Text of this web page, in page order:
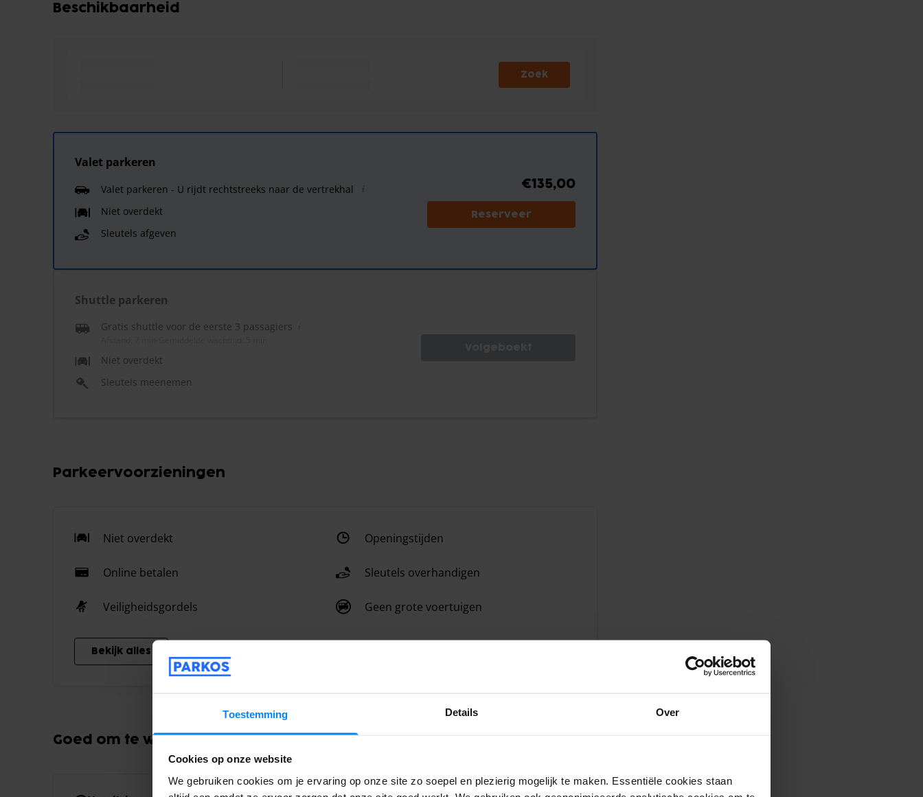
Toestemming Details Over
Cookies op onze website
We gebruiken cookies om je ervaring op onze site zo soepel en plezierig mogelijk te maken. Essentiële cookies staan
Beschikbaarheid
Zoek
Valet parkeren
Valet parkeren - U rijdt rechtstreeks naar de vertrekhal
Niet overdekt
Sleutels afgeven
€135,00
Reserveer
Shuttle parkeren
Gratis shuttle voor de eerste 3 passagiers
Niet overdekt
Sleutels meenemen
Parkeervoorzieningen
Niet overdekt Openingstijden
Online betalen Sleutels overhandigen
Veiligheidsgordels Geen grote voertuigen
Bekijk alles
Goed om te weten